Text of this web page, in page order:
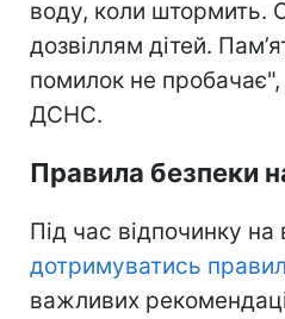
воду, коли штормить.
дозвіллям дітей.
помилок не
ДСНС.
Правила безпеки
Під час відпочинку на
дотримуватись
важливих